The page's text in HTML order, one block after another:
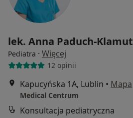
lek. Anna Paduch-Klamut
Pediatra · Więcej
12 opinii
Kapucyńska 1A, Lublin • Mapa
Medical Centrum
Konsultacja pediatryczna